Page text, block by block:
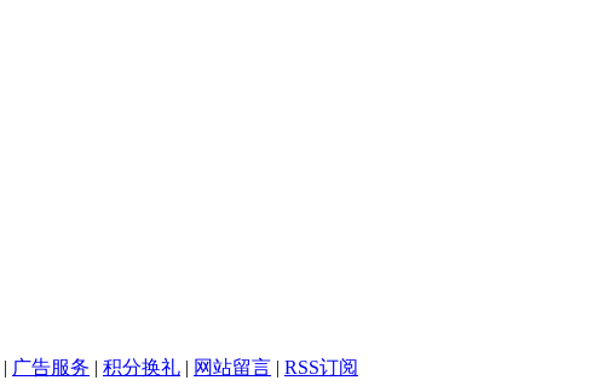
| 广告服务 | 积分换礼 | 网站留言 | RSS订阅